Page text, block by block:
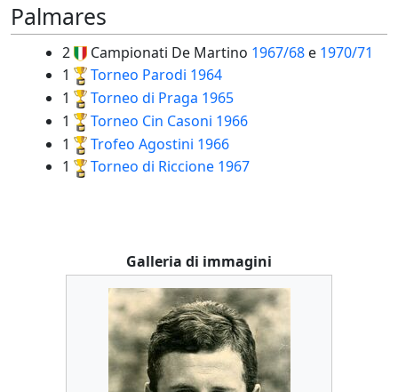
Palmares
2 Campionati De Martino 1967/68e 1970/71
1
Torneo Parodi 1964
1
Torneo di Praga 1965
1
Torneo Cin Casoni 1966
1
Trofeo Agostini 1966
1
Torneo di Riccione 1967
Galleria di immagini